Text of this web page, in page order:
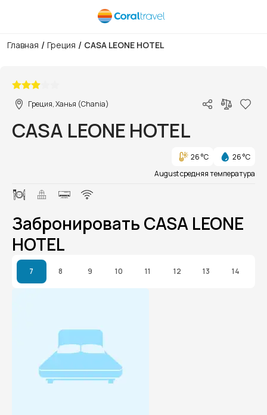
Главная / Греция / CASA LEONE HOTEL
Греция, Ханья (Chania)
CASA LEONE HOTEL
26 °C
26 °C
August средняя температура
Забронировать CASA LEONE
HOTEL
7 8 9 10 11 12 13 14